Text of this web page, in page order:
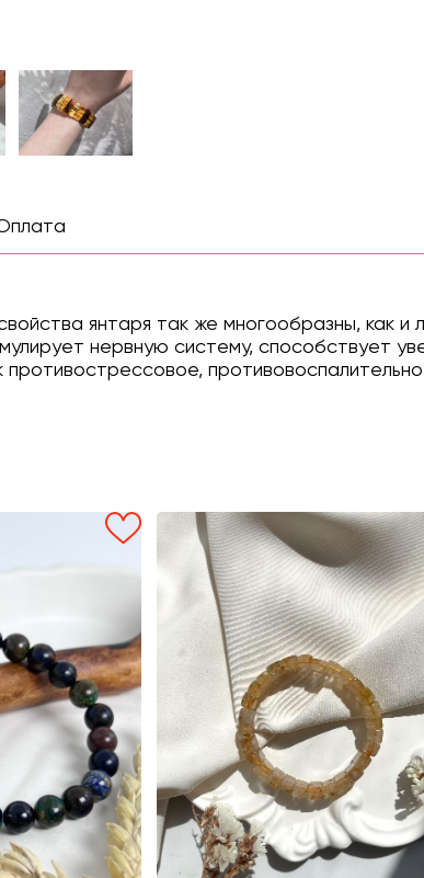
янтаря так же многообразны, как
нервную систему, способствует
противострессовое,